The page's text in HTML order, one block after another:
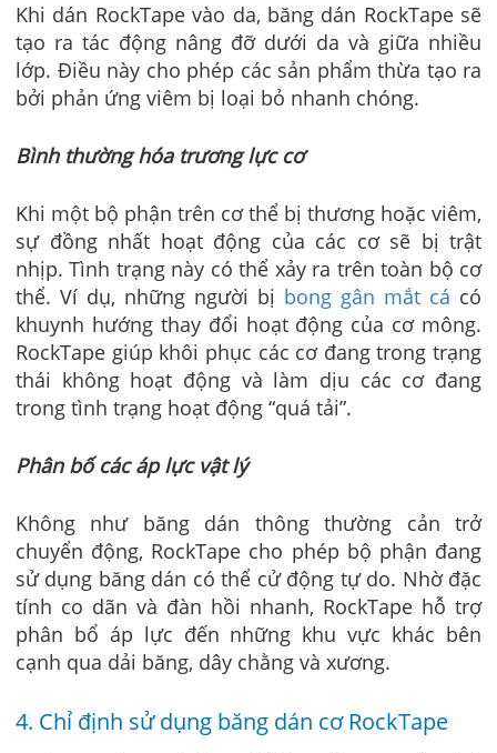
Khi dán RockTape vào da, băng dán RockTape sẽ
tạo ra tác động nâng đỡ dưới da và giữa nhiều
lớp. Điều này cho phép các sản phẩm thừa tạo ra
bởi phản ứng viêm bị loại bỏ nhanh chóng.
Bình thường hóa trương lực cơ
Khi một bộ phận trên cơ thể bị thương hoặc viêm,
sự đồng nhất hoạt động của các cơ sẽ bị trật
nhịp. Tình trạng này có thể xảy ra trên toàn bộ cơ
thể. Ví dụ, những người bị bong gân mắt cá có
khuynh hướng thay đổi hoạt động của cơ mông.
RockTape giúp khôi phục các cơ đang trong trạng
thái không hoạt động và làm dịu các cơ đang
trong tình trạng hoạt động “quá tải”.
Phân bố các áp lực vật lý
Không như băng dán thông thường cản trở
chuyển động, RockTape cho phép bộ phận đang
sử dụng băng dán có thể cử động tự do. Nhờ đặc
tính co dãn và đàn hồi nhanh, RockTape hỗ trợ
phân bổ áp lực đến những khu vực khác bên
cạnh qua dải băng, dây chằng và xương.
4. Chỉ định sử dụng băng dán cơ RockTape